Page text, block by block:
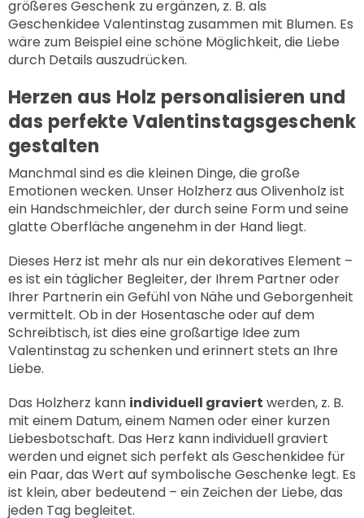
größeres Geschenk zu ergänzen, z. B. als
Geschenkidee Valentinstag zusammen mit Blumen. Es
wäre zum Beispiel eine schöne Möglichkeit, die Liebe
durch Details auszudrücken.
Herzen aus Holz personalisieren und
das perfekte Valentinstagsgeschenk
gestalten
Manchmal sind es die kleinen Dinge, die große
Emotionen wecken. Unser Holzherz aus Olivenholz ist
ein Handschmeichler, der durch seine Form und seine
glatte Oberfläche angenehm in der Hand liegt.
Dieses Herz ist mehr als nur ein dekoratives Element –
es ist ein täglicher Begleiter, der Ihrem Partner oder
Ihrer Partnerin ein Gefühl von Nähe und Geborgenheit
vermittelt. Ob in der Hosentasche oder auf dem
Schreibtisch, ist dies eine großartige Idee zum
Valentinstag zu schenken und erinnert stets an Ihre
Liebe.
Das Holzherz kann individuell graviert werden, z. B.
mit einem Datum, einem Namen oder einer kurzen
Liebesbotschaft. Das Herz kann individuell graviert
werden und eignet sich perfekt als Geschenkidee für
ein Paar, das Wert auf symbolische Geschenke legt. Es
ist klein, aber bedeutend – ein Zeichen der Liebe, das
jeden Tag begleitet.